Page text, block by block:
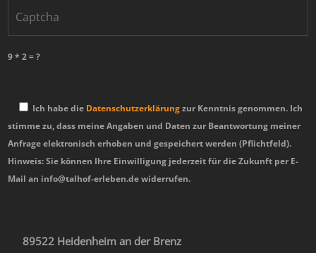
9 * 2 = ?
Ich habe die Datenschutzerklärungzur Kenntnis genommen. Ich
stimme zu, dass meine Angaben und Daten zur Beantwortung meiner
Anfrage elektronisch erhoben und gespeichert werden (Pflichtfeld).
Hinweis: Sie können Ihre Einwilligung jederzeit für die Zukunft per E-
Mail an info@talhof-erleben.de widerrufen.
89522 Heidenheim an der Brenz